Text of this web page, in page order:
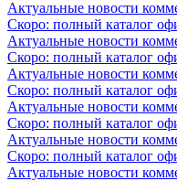
Актуальные новости
Скоро: полный каталог
Актуальные новости
Скоро: полный каталог
Актуальные новости
Скоро: полный каталог
Актуальные новости
Скоро: полный каталог
Актуальные новости
Скоро: полный каталог
Актуальные новости